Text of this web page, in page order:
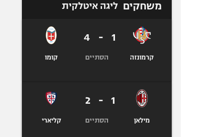
משחקים ליגה איטלקית
קרמונזה
1
-
4
הסתיים קומו
מילאן
1
-
2
הסתיים קליארי